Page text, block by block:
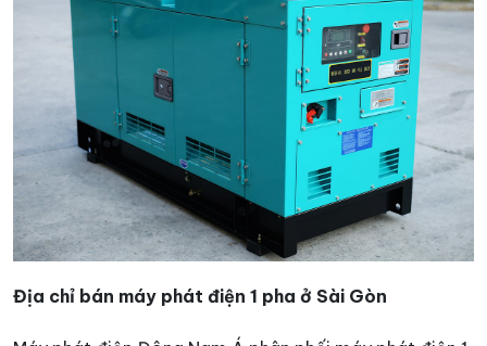
Địa chỉ bán máy phát điện 1 pha ở Sài Gòn